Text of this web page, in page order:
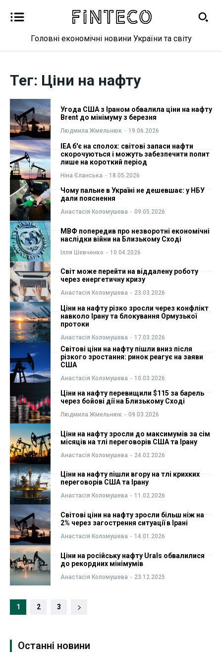
Бізнес
Фінанси
Валютний ринок
Криптовалюта
Робота і освіта
Публікації
ФОП
Курс валют
Ми в соц. мережах
Бізнес
Фінанси
Валютний ринок
Криптовалюта
Робота і освіта
Публікації
ФОП
Курс валют
Ми в соц. мережах
Головні економічні новини України та світу
Тег: Ціни на нафту
Угода США з Іраном обвалила ціни на нафту
Brent до мінімуму з березня
Людмила Жмельнюк - 19.06.2026
IEA б'є на сполох: світові запаси нафти
скорочуються і можуть забезпечити попит
лише на короткий період
Ніна Єланська - 18.05.2026
Чому пальне в Україні не дешевшає: у НБУ
дали пояснення
Анастасія Коломушева - 09.05.2026
МВФ попередив про незворотні економічні
наслідки війни на Близькому Сході
Ілля Шевченко - 10.04.2026
Світ може перейти на віддалену роботу
через енергетичну кризу
Анастасія Коломушева - 23.03.2026
Ціни на нафту різко зросли через конфлікт
навколо Ірану та блокування Ормузької
протоки
Анастасія Коломушева - 17.03.2026
Світові ціни на нафту пішли вниз після
різкого зростання: ринок реагує на заяви
США
Анастасія Коломушева - 10.03.2026
Ціни на нафту перевищили $115 за барель
через бойові дії на Близькому Сході
Людмила Жмельнюк - 09.03.2026
Ціни на нафту зросли до максимумів за сім
місяців на тлі переговорів США та Ірану
Анастасія Коломушева - 24.02.2026
Ціни на нафту пішли вгору на тлі крихких
переговорів США та Ірану
Анастасія Коломушева - 11.02.2026
Світові ціни на нафту зросли більш ніж на
2% через загострення ситуації в Ірані
Анастасія Коломушева - 14.01.2026
Ціни на російську нафту Urals обвалилися
до рекордних мінімумів
Анастасія Коломушева - 23.12.2025
1 2 3
Останні новини